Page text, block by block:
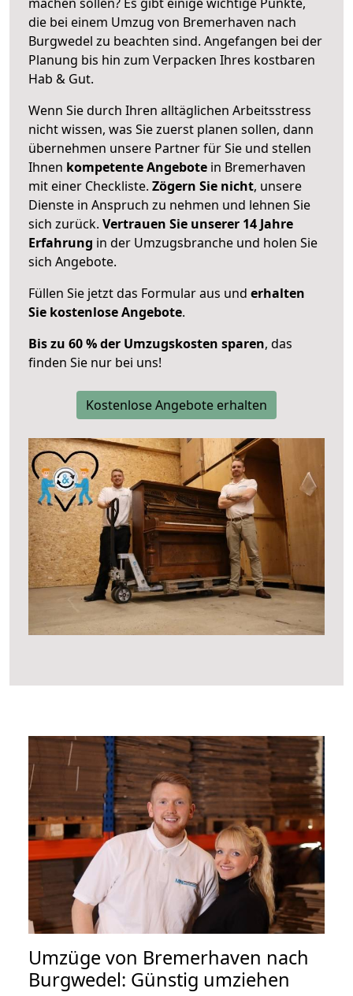
die bei einem Umzug von Bremerhaven nach
Burgwedel zu beachten sind. Angefangen bei der
Planung bis hin zum Verpacken Ihres kostbaren
Hab & Gut.
Wenn Sie durch Ihren alltäglichen Arbeitsstress
nicht wissen, was Sie zuerst planen sollen, dann
übernehmen unsere Partner für Sie und stellen
Ihnen kompetente Angebote in Bremerhaven
mit einer Checkliste. Zögern Sie nicht, unsere
Dienste in Anspruch zu nehmen und lehnen Sie
sich zurück. Vertrauen Sie unserer 14 Jahre
Erfahrung in der Umzugsbranche und holen Sie
sich Angebote.
Füllen Sie jetzt das Formular aus und erhalten
Sie kostenlose Angebote.
Bis zu 60 % der Umzugskosten sparen, das
finden Sie nur bei uns!
Kostenlose Angebote erhalten
Umzüge von Bremerhaven nach
Burgwedel: Günstig umziehen